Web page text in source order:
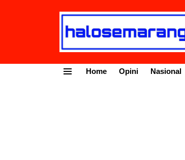
Home Opini Nasional